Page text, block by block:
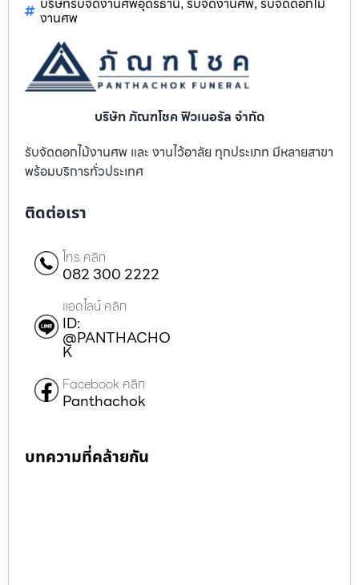
, ,
งานศพ
บริษัท ภัณฑโชค ฟิวเนอรัล จำกัด
รับจัดดอกไม้งานศพ และ งานไว้อาลัย ทุกประเภท มีหลายสาขา
พร้อมบริการทั่วประเทศ
ติดต่อเรา
โทร คลิก
082 300 2222
แอดไลน์ คลิก
ID:
@PANTHACHO
K
Facebook คลิก
Panthachok
บทความที่คล้ายกัน